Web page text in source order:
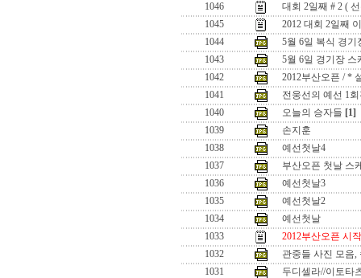
1046
대회 2일째 # 2 (
1045
2012 대회 2일째
1044
5월 6일 복식 경기
1043
5월 6일 경기장 스
1042
2012부산오픈 / *
1041
전웅선의 예선 1
1040
오늘의 승자들 [1]
1039
손지훈
1038
예선첫날4
1037
부산오픈 첫날 스
1036
예선첫날3
1035
예선첫날2
1034
예선첫날
1033
2012부산오픈 시작
1032
관중들 사진 모음,
1031
두디셀라//이토타